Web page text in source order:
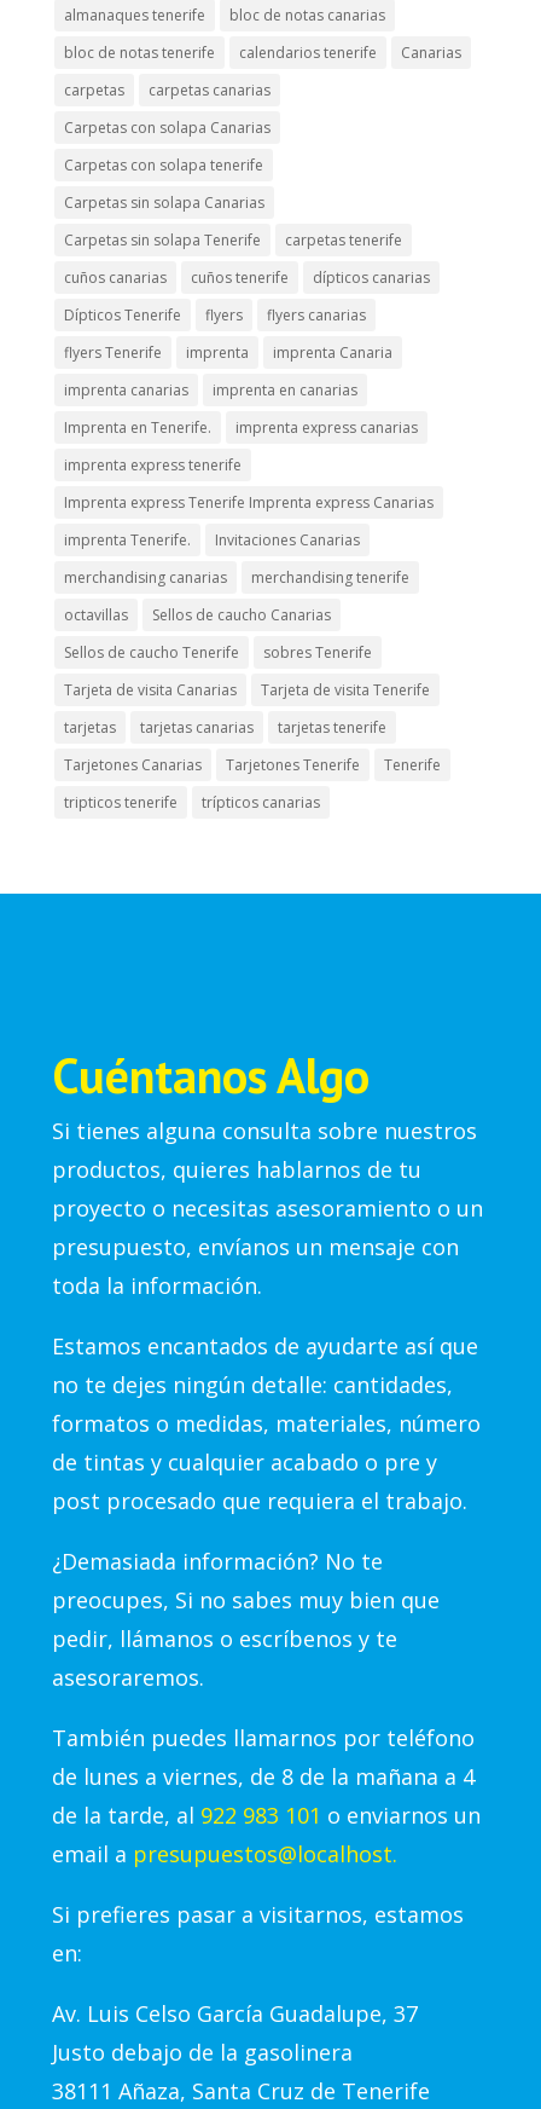
almanaques tenerife
bloc de notas canarias
bloc de notas tenerife
calendarios tenerife
Canarias
carpetas
carpetas canarias
Carpetas con solapa Canarias
Carpetas con solapa tenerife
Carpetas sin solapa Canarias
Carpetas sin solapa Tenerife
carpetas tenerife
cuños canarias
cuños tenerife
dípticos canarias
Dípticos Tenerife
flyers
flyers canarias
flyers Tenerife
imprenta
imprenta Canaria
imprenta canarias
imprenta en canarias
Imprenta en Tenerife.
imprenta express canarias
imprenta express tenerife
Imprenta express Tenerife Imprenta express Canarias
imprenta Tenerife.
Invitaciones Canarias
merchandising canarias
merchandising tenerife
octavillas
Sellos de caucho Canarias
Sellos de caucho Tenerife
sobres Tenerife
Tarjeta de visita Canarias
Tarjeta de visita Tenerife
tarjetas
tarjetas canarias
tarjetas tenerife
Tarjetones Canarias
Tarjetones Tenerife
Tenerife
tripticos tenerife
trípticos canarias
Cuéntanos Algo
Si tienes alguna consulta sobre nuestros
productos, quieres hablarnos de tu
proyecto o necesitas asesoramiento o un
presupuesto, envíanos un mensaje con
toda la información.
Estamos encantados de ayudarte así que
no te dejes ningún detalle: cantidades,
formatos o medidas, materiales, número
de tintas y cualquier acabado o pre y
post procesado que requiera el trabajo.
¿Demasiada información? No te
preocupes, Si no sabes muy bien que
pedir, llámanos o escríbenos y te
asesoraremos.
También puedes llamarnos por teléfono
de lunes a viernes, de 8 de la mañana a 4
de la tarde, al 922 983 101 o enviarnos un
email a presupuestos@localhost.
Si prefieres pasar a visitarnos, estamos
en:
Av. Luis Celso García Guadalupe, 37
Justo debajo de la gasolinera
38111 Añaza, Santa Cruz de Tenerife